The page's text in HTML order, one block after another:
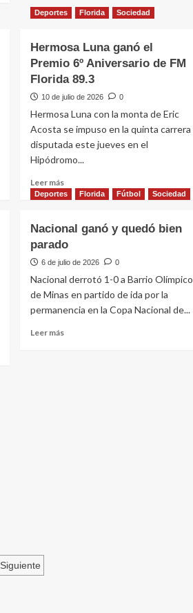
Quilmes
ganó
quedó
cerca
semifinales
Deportes Florida Sociedad
Hermosa Luna ganó el
Premio 6º Aniversario de FM
Florida 89.3
10 de julio de 2026 0
Hermosa Luna con la monta de Eric
Acosta se impuso en la quinta carrera
disputada este jueves en el
Hipódromo...
Leer másLeer
más
Luna
ganó
el
6º
Aniversario
de
Florida
Deportes Florida Fútbol Sociedad
Nacional ganó y quedó bien
parado
6 de julio de 2026 0
Nacional derrotó 1-0 a Barrio Olímpico
de Minas en partido de ida por la
permanencia en la Copa Nacional de...
Leer másLeer
Siguiente